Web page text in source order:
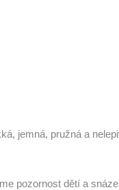
jemná, pružná a
pozornost dětí a